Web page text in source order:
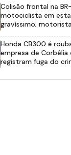
Colisão frontal na
motociclista em
gravíssimo;
Honda CB300 é
empresa de Corbélia
registram fuga do